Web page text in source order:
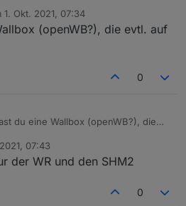
1. Okt. 2021, 07:34
von
(openWB?), die evtl. auf
0
du eine Wallbox (openWB?), die
07:43
der WR und den SHM2
0